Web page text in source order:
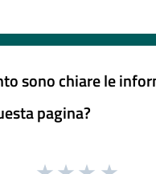
sono chiare le
pagina?